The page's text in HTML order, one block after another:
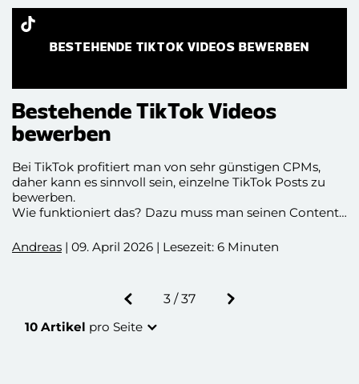
BESTEHENDE TIKTOK VIDEOS BEWERBEN
Bestehende TikTok Videos
bewerben
Bei TikTok profitiert man von sehr günstigen CPMs,
daher kann es sinnvoll sein, einzelne TikTok Posts zu
bewerben.
Wie funktioniert das? Dazu muss man seinen Content
und an das TikTok Ads Team zur Review senden. Wie
genau das Schritt für Schritt funktioniert, erfahrt ihr in
Andreas | 09. April 2026 | Lesezeit: 6 Minuten
Eine Seite zurück
3 / 37
Eine Seite weiter
10 Artikel pro Seite